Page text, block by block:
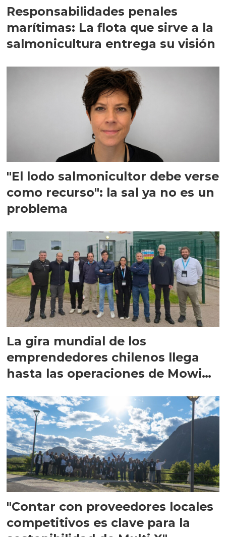
Responsabilidades penales
marítimas: La flota que sirve a la
salmonicultura entrega su visión
"El lodo salmonicultor debe verse
como recurso": la sal ya no es un
problema
La gira mundial de los
emprendedores chilenos llega
hasta las operaciones de Mowi
"Contar con proveedores locales
competitivos es clave para la